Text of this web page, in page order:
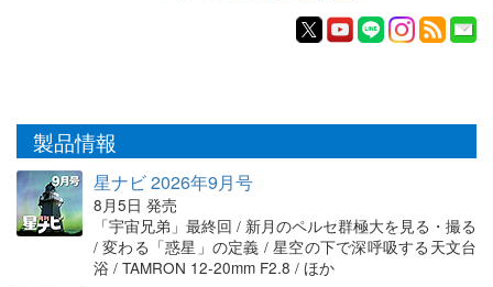
製品情報
星ナビ 2026年9月号
8月5日 発売
「宇宙兄弟」最終回 / 新月のペルセ群極大を見る・撮る
/ 変わる「惑星」の定義 / 星空の下で深呼吸する天文台
浴 / TAMRON 12-20mm F2.8 / ほか